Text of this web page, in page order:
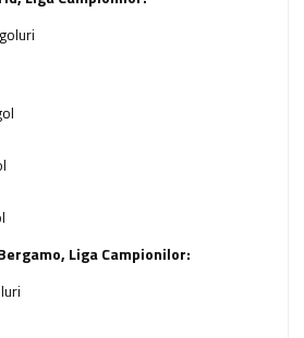
Liga Campionilor: